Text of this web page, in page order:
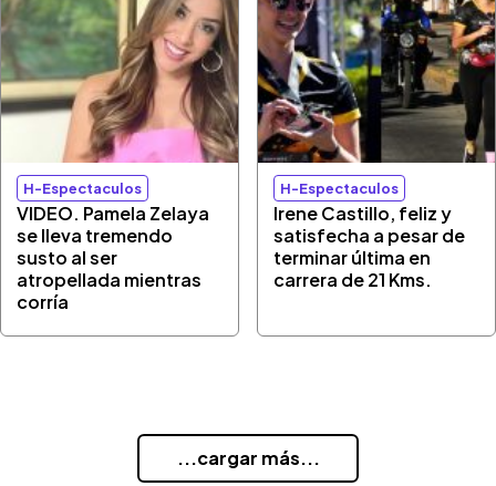
H-Espectaculos
VIDEO. Pamela Zelaya
se lleva tremendo
susto al ser
atropellada mientras
corría
H-Espectaculos
Irene Castillo, feliz y
satisfecha a pesar de
terminar última en
carrera de 21 Kms.
...cargar más...